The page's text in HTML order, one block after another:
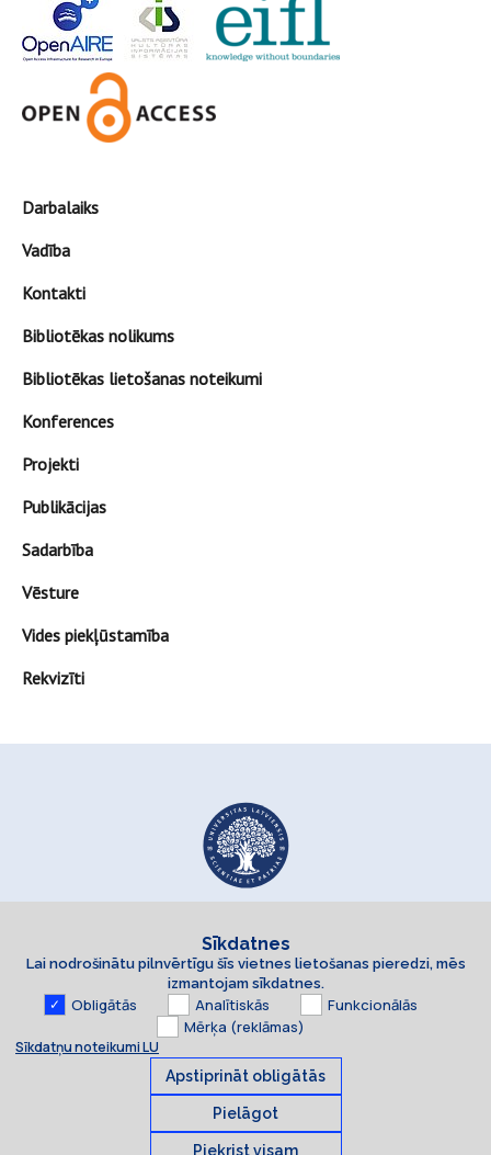
Darbalaiks
Vadība
Kontakti
Bibliotēkas nolikums
Bibliotēkas lietošanas noteikumi
Konferences
Projekti
Publikācijas
Sadarbība
Vēsture
Vides piekļūstamība
Rekvizīti
Sīkdatnes
Lai nodrošinātu pilnvērtīgu šīs vietnes lietošanas pieredzi, mēs
izmantojam sīkdatnes.
Obligātās Analītiskās
Funkcionālās
Mērķa (reklāmas)
Sīkdatņu noteikumi LU
Apstiprināt obligātās
Pielāgot
Piekrist visam